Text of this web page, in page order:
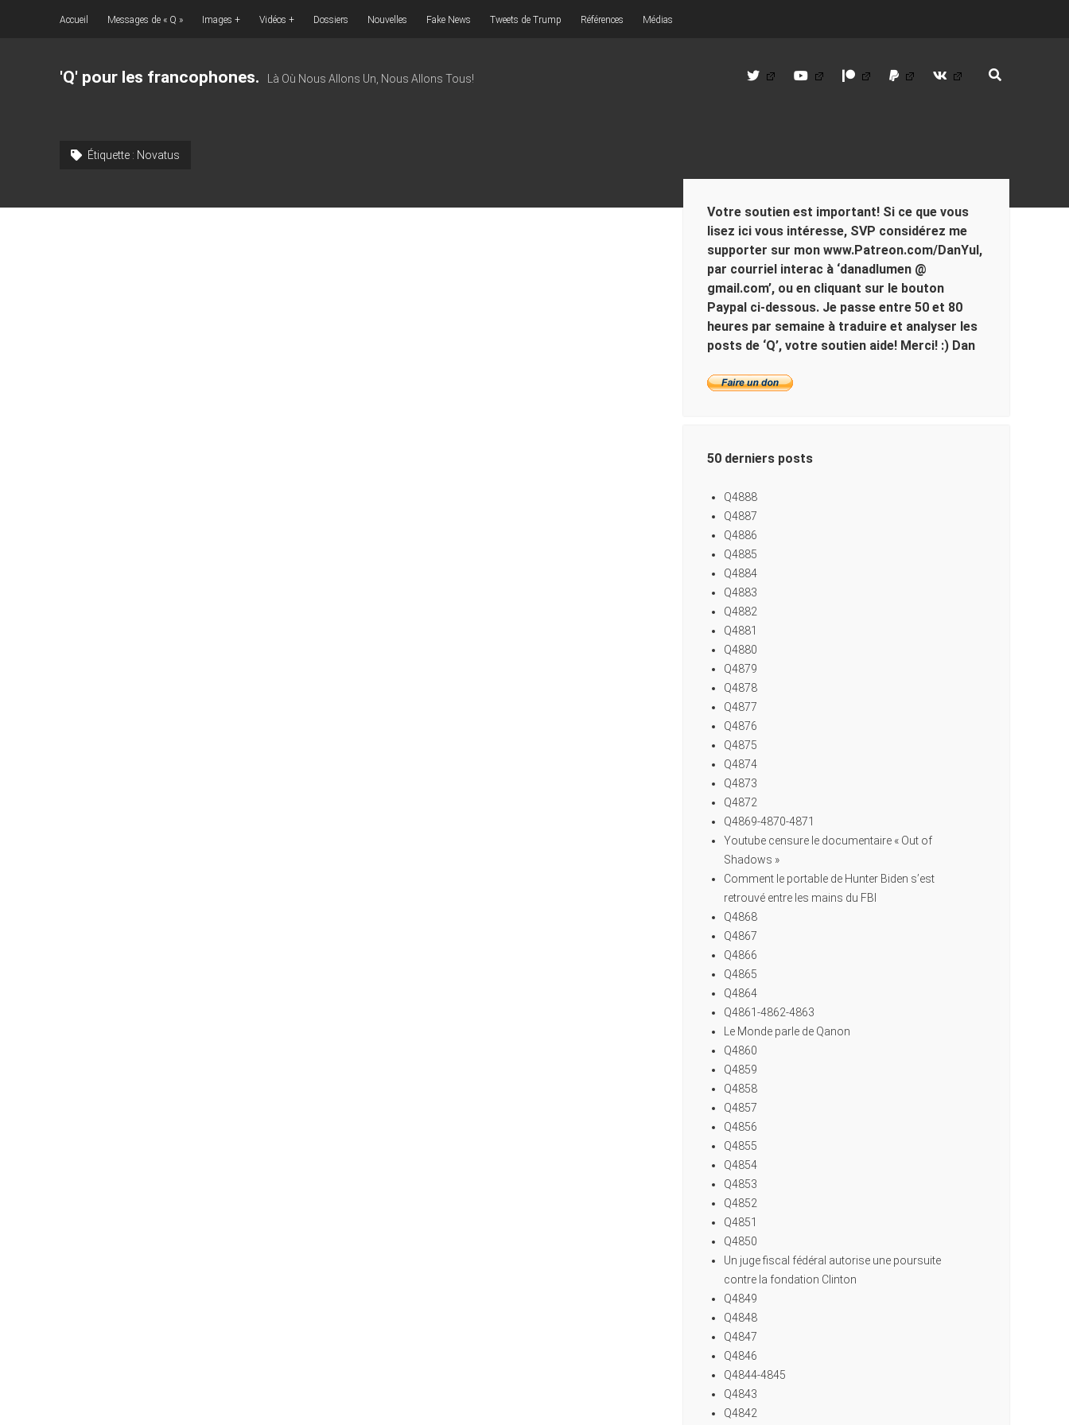
Accueil Messages de « Q » Images Vidéos Dossiers Nouvelles Fake News Tweets de Trump Références Médias
'Q' pour les francophones. Là Où Nous Allons Un, Nous Allons Tous!
Étiquette : Novatus
Votre soutien est important! Si ce que vous
lisez ici vous intéresse, SVP considérez me
supporter sur mon www.Patreon.com/DanYul,
par courriel interac à ‘danadlumen @
gmail.com’, ou en cliquant sur le bouton
Paypal ci-dessous. Je passe entre 50 et 80
heures par semaine à traduire et analyser les
posts de ‘Q’, votre soutien aide! Merci! :) Dan
50 derniers posts
Q4888
Q4887
Q4886
Q4885
Q4884
Q4883
Q4882
Q4881
Q4880
Q4879
Q4878
Q4877
Q4876
Q4875
Q4874
Q4873
Q4872
Q4869-4870-4871
Youtube censure le documentaire « Out of
Shadows »
Comment le portable de Hunter Biden s’est
retrouvé entre les mains du FBI
Q4868
Q4867
Q4866
Q4865
Q4864
Q4861-4862-4863
Le Monde parle de Qanon
Q4860
Q4859
Q4858
Q4857
Q4856
Q4855
Q4854
Q4853
Q4852
Q4851
Q4850
Un juge fiscal fédéral autorise une poursuite
contre la fondation Clinton
Q4849
Q4848
Q4847
Q4846
Q4844-4845
Q4843
Q4842